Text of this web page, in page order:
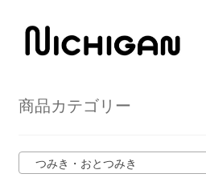
ナ
ビ
シ
ン
へ
コ
ン
ツ
ス
キ商品紹介
商品カテゴリー
つみき・おとつみき